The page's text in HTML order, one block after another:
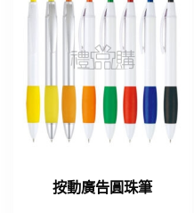
按動廣告圓珠筆